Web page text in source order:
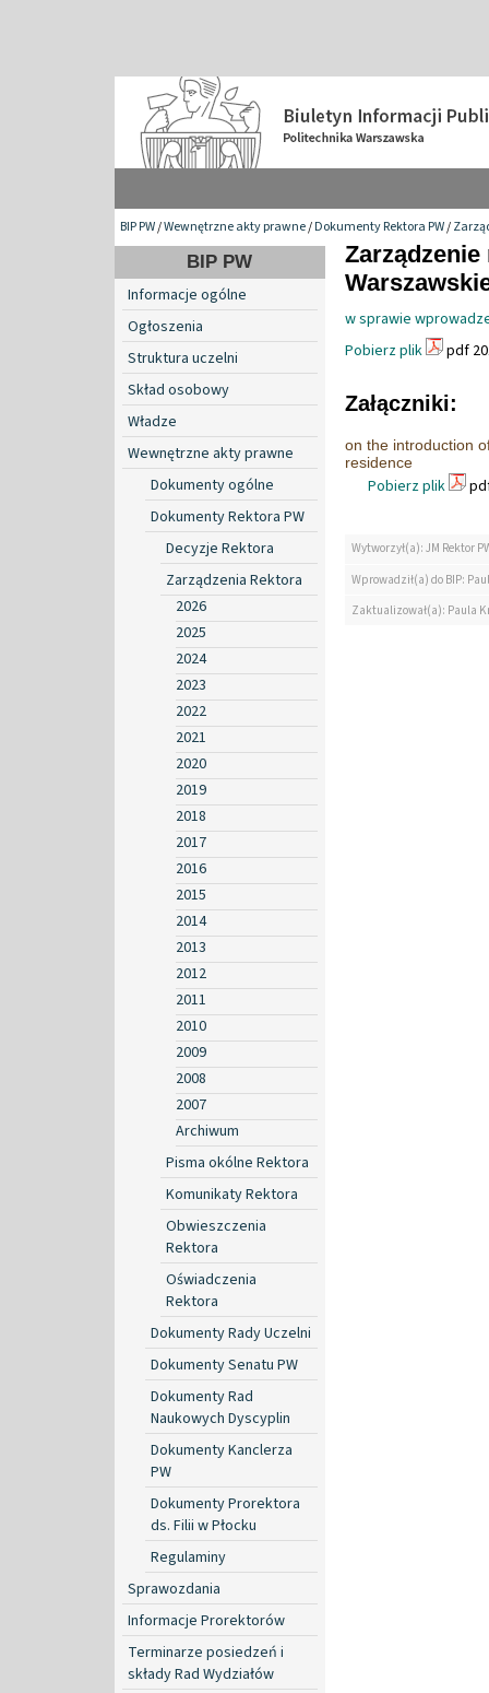
BIP PW/Wewnętrzne akty prawne/Dokumenty Rektora PW/
BIP PW
Informacje ogólne
Ogłoszenia
Struktura uczelni
Skład osobowy
Władze
Wewnętrzne akty prawne
Dokumenty ogólne
Dokumenty Rektora PW
Decyzje Rektora
Zarządzenia Rektora
2026
2025
2024
2023
2022
2021
2020
2019
2018
2017
2016
2015
2014
2013
2012
2011
2010
2009
2008
2007
Archiwum
Pisma okólne Rektora
Komunikaty Rektora
Obwieszczenia
Rektora
Oświadczenia
Rektora
Dokumenty Rady Uczelni
Dokumenty Senatu PW
Dokumenty Rad
Naukowych Dyscyplin
Dokumenty Kanclerza
PW
Dokumenty Prorektora
ds. Filii w Płocku
Regulaminy
Sprawozdania
Informacje Prorektorów
Terminarze posiedzeń i
składy Rad Wydziałów
w sprawie
Pobierz plik
pdf
Załączniki:
on the introduction
residence
Pobierz plik
Wytworzył(a): JM Rektor
Wprowadził(a) do BIP:
Zaktualizował(a): Paula